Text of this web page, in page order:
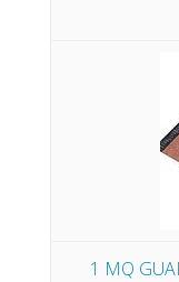
1 MQ